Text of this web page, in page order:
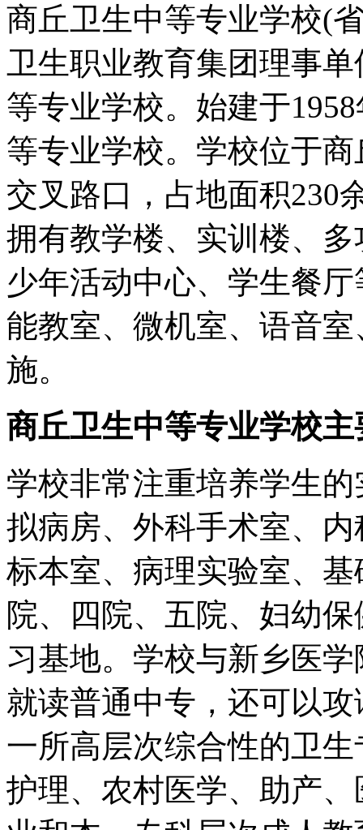
商丘卫生中等专业学校(
卫生职业教育集团理事
等专业学校。始建于
等专业学校。学校位于
交叉路口，占地面积230
拥有教学楼、实训楼、
少年活动中心、学生餐
能教室、微机室、语音
施。
商丘卫生中等专业学校主
学校非常注重培养学生
拟病房、外科手术室、
标本室、病理实验室、
院、四院、五院、妇幼
习基地。学校与新乡医
就读普通中专，还可以
一所高层次综合性的卫
护理、农村医学、助产